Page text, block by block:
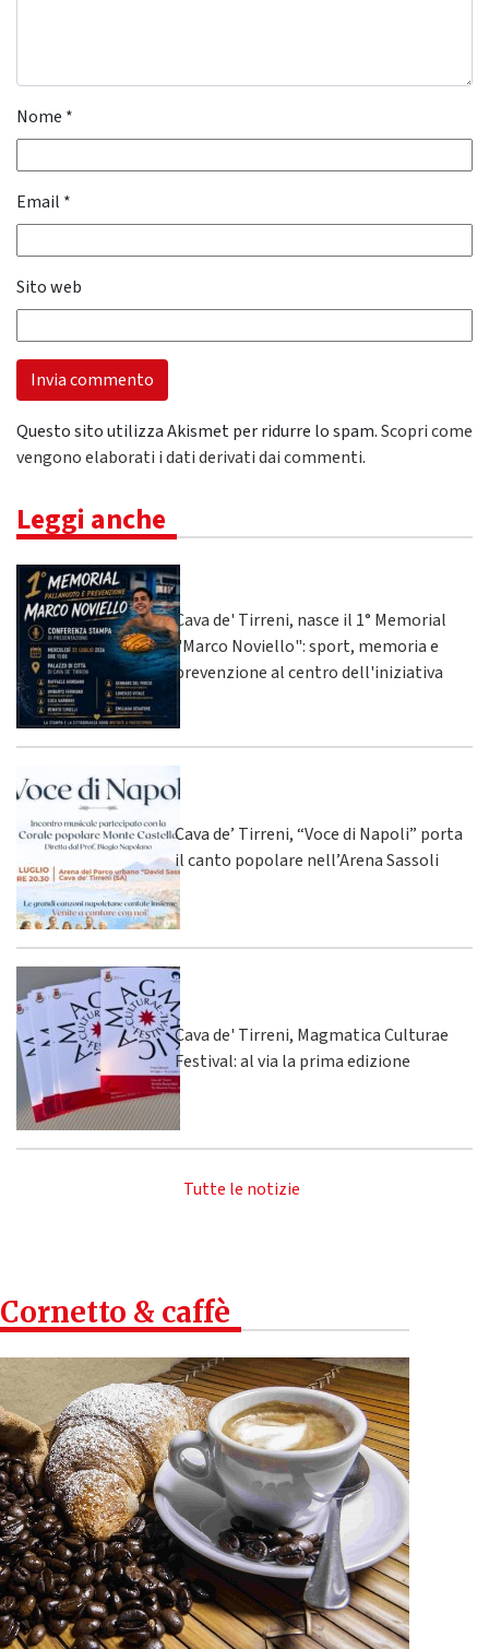
Nome *
Email *
Sito web
Questo sito utilizza Akismet per ridurre lo spam.Scopri come
vengono elaborati i dati derivati dai commenti.
Leggi anche
Cava de' Tirreni, nasce il 1° Memorial
"Marco Noviello": sport, memoria e
prevenzione al centro dell'iniziativa
Cava de’ Tirreni, “Voce di Napoli” porta
il canto popolare nell’Arena Sassoli
Cava de' Tirreni, Magmatica Culturae
Festival: al via la prima edizione
Tutte le notizie
Cornetto & caffè